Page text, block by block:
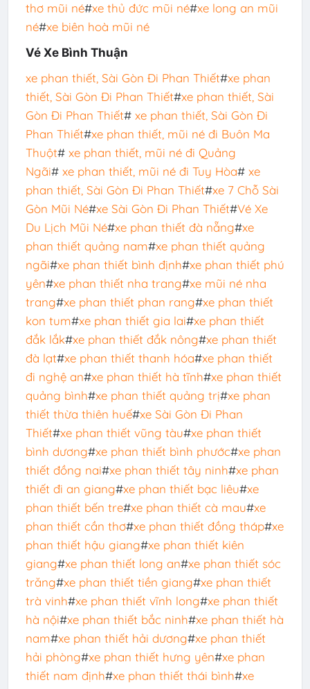
thơ mũi né#xe thủ đức mũi né#xe long an mũi
né#xe biên hoà mũi né
Vé Xe Bình Thuận
xe phan thiết, Sài Gòn Đi Phan Thiết#xe phan
thiết, Sài Gòn Đi Phan Thiết#xe phan thiết, Sài
Gòn Đi Phan Thiết# xe phan thiết, Sài Gòn Đi
Phan Thiết#xe phan thiết, mũi né đi Buôn Ma
Thuột# xe phan thiết, mũi né đi Quảng
Ngãi# xe phan thiết, mũi né đi Tuy Hòa# xe
phan thiết, Sài Gòn Đi Phan Thiết#xe 7 Chỗ Sài
Gòn Mũi Né#xe Sài Gòn Đi Phan Thiết#Vé Xe
Du Lịch Mũi Né#xe phan thiết đà nẵng#xe
phan thiết quảng nam#xe phan thiết quảng
ngãi#xe phan thiết bình định#xe phan thiết phú
yên#xe phan thiết nha trang#xe mũi né nha
trang#xe phan thiết phan rang#xe phan thiết
kon tum#xe phan thiết gia lai#xe phan thiết
đắk lắk#xe phan thiết đắk nông#xe phan thiết
đà lạt#xe phan thiết thanh hóa#xe phan thiết
đi nghệ an#xe phan thiết hà tĩnh#xe phan thiết
quảng bình#xe phan thiết quảng trị#xe phan
thiết thừa thiên huế#xe Sài Gòn Đi Phan
Thiết#xe phan thiết vũng tàu#xe phan thiết
bình dương#xe phan thiết bình phước#xe phan
thiết đồng nai#xe phan thiết tây ninh#xe phan
thiết đi an giang#xe phan thiết bạc liêu#xe
phan thiết bến tre#xe phan thiết cà mau#xe
phan thiết cần thơ#xe phan thiết đồng tháp#xe
phan thiết hậu giang#xe phan thiết kiên
giang#xe phan thiết long an#xe phan thiết sóc
trăng#xe phan thiết tiền giang#xe phan thiết
trà vinh#xe phan thiết vĩnh long#xe phan thiết
hà nội#xe phan thiết bắc ninh#xe phan thiết hà
nam#xe phan thiết hải dương#xe phan thiết
hải phòng#xe phan thiết hưng yên#xe phan
thiết nam định#xe phan thiết thái bình#xe